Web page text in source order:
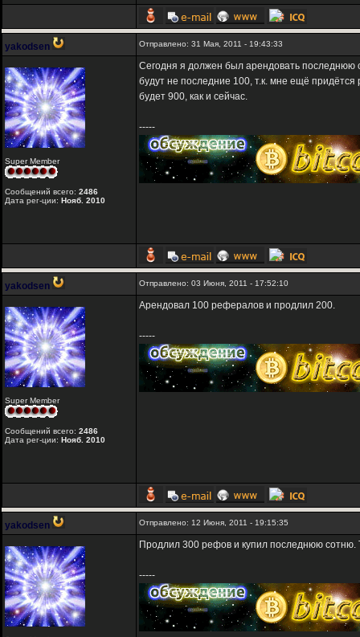
yakodsen Отправлено: 31 Мая, 2011 - 19:43:33
Super Member
Сообщений всего: 2486
Дата рег-ции: Нояб. 2010
Сегодня я должен был арендовать последнюю
будут не последние 100, т.к. мне ещё придётся
будет 900, как и сейчас.
-----
yakodsen Отправлено: 03 Июня, 2011 - 17:52:10
Super Member
Сообщений всего: 2486
Дата рег-ции: Нояб. 2010
Арендовал 100 рефералов и продлил 200.
-----
yakodsen Отправлено: 12 Июня, 2011 - 19:15:35
Продлил 300 рефов и купил последнюю
-----